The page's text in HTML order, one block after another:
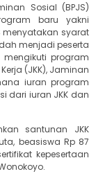
Sosial (BPJS)
baru yakni
menyatakan syarat
menjadi peserta
mengikuti program
(JKK), Jaminan
iuran program
dari iuran JKK dan
santunan JKK
beasiswa Rp 87
kepesertaan